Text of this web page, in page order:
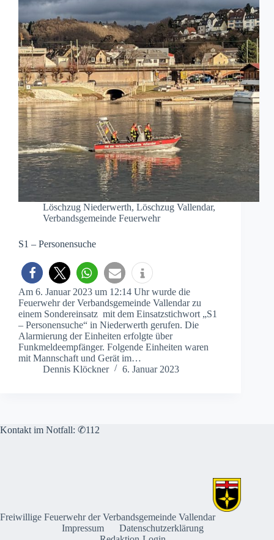
Löschzug Niederwerth, Löschzug Vallendar,
Verbandsgemeinde Feuerwehr
S1 – Personensuche
Am 6. Januar 2023 um 12:14 Uhr wurde die
Feuerwehr der Verbandsgemeinde Vallendar zu
einem Sondereinsatz mit dem Einsatzstichwort „S1
– Personensuche“ in Niederwerth gerufen. Die
Alarmierung der Einheiten erfolgte über
Funkmeldeempfänger. Folgende Einheiten waren
mit Mannschaft und Gerät im…
Dennis Klöckner
6. Januar 2023
Kontakt im Notfall: ✆112
Freiwillige Feuerwehr der Verbandsgemeinde Vallendar
Impressum
Datenschutzerklärung